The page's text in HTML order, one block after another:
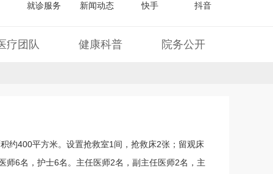
就诊服务 新闻动态 快手 抖音
疗团队 健康科普 院务公开
约400平方米。设置抢救室1间，抢救床2张；留观床
师6名，护士6名。主任医师2名，副主任医师2名，主